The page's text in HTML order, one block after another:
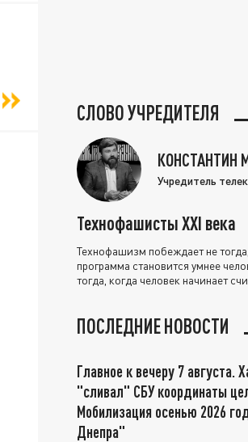
СЛОВО УЧРЕДИТЕЛЯ
КОНСТАНТИН
Учредитель
Технофашисты XXI века
Технофашизм побеждает не
программа становится умнее
тогда, когда человек начинает
ПОСЛЕДНИЕ НОВОСТИ
Главное к вечеру 7 августа.
"сливал" СБУ координаты
Мобилизация осенью 2026
Днепра"